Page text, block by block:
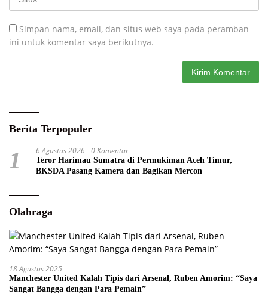
Simpan nama, email, dan situs web saya pada peramban
ini untuk komentar saya berikutnya.
Berita Terpopuler
1 6 Agustus 2026 0 Komentar
Teror Harimau Sumatra di Permukiman Aceh Timur,
BKSDA Pasang Kamera dan Bagikan Mercon
Olahraga
18 Agustus 2025
Manchester United Kalah Tipis dari Arsenal, Ruben Amorim: “Saya
Sangat Bangga dengan Para Pemain”